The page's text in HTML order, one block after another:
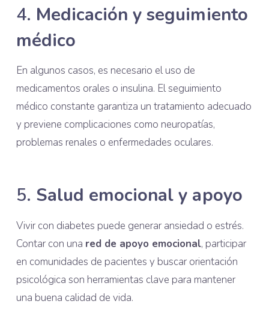
4. Medicación y seguimiento
médico
En algunos casos, es necesario el uso de
medicamentos orales o insulina. El seguimiento
médico constante garantiza un tratamiento adecuado
y previene complicaciones como neuropatías,
problemas renales o enfermedades oculares.
5. Salud emocional y apoyo
Vivir con diabetes puede generar ansiedad o estrés.
Contar con una red de apoyo emocional, participar
en comunidades de pacientes y buscar orientación
psicológica son herramientas clave para mantener
una buena calidad de vida.